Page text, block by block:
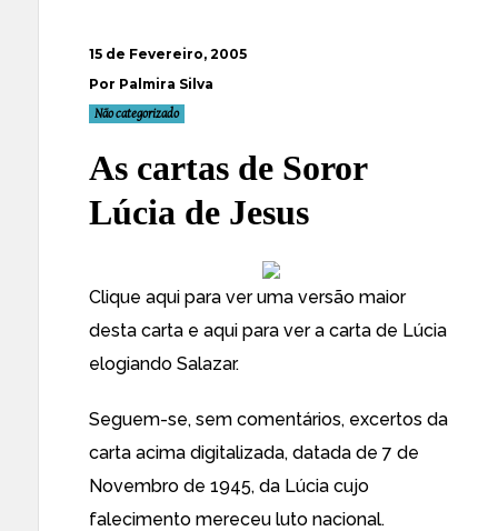
15 de Fevereiro, 2005
Por Palmira Silva
Não categorizado
As cartas de Soror
Lúcia de Jesus
Clique aqui para ver uma versão maior
desta carta e aqui para ver a carta de Lúcia
elogiando Salazar.
Seguem-se, sem comentários, excertos da
carta acima digitalizada, datada de 7 de
Novembro de 1945, da Lúcia cujo
falecimento mereceu luto nacional.